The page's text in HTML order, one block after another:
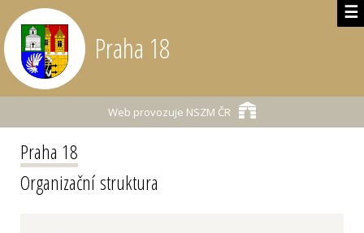
☰
Praha 18
Web provozuje NSZM ČR
Praha 18
Organizační struktura